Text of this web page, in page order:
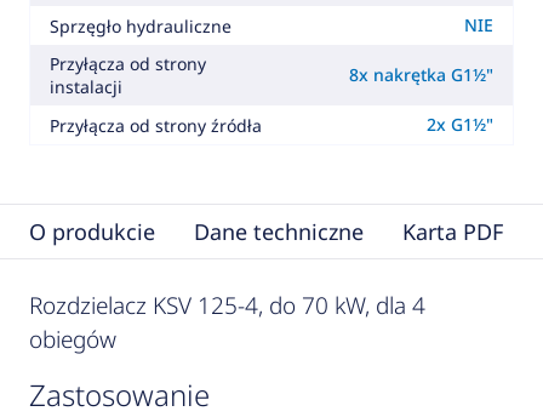
Sprzęgło hydrauliczne
NIE
Przyłącza od strony
instalacji
8x nakrętka G1½"
Przyłącza od strony źródła 2x G1½"
O produkcie Dane techniczne Karta PDF
Rozdzielacz KSV 125-4, do 70 kW, dla 4
obiegów
zastosowanie